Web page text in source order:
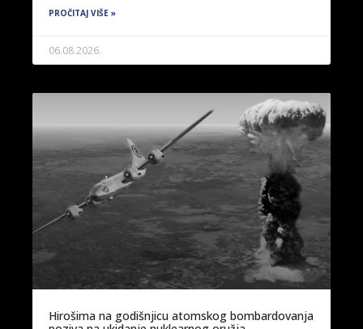
PROČITAJ VIŠE »
06.08.2026.
Hirošima na godišnjicu atomskog bombardovanja